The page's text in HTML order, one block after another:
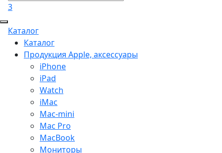
3
Каталог
Каталог
Продукция Apple, аксессуары
iPhone
iPad
Watch
iMac
Mac-mini
Mac Pro
MacBook
Мониторы